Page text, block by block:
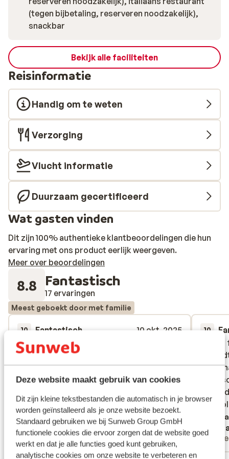
Deze website maakt gebruik van cookies
Dit zijn kleine tekstbestanden die automatisch in je browser
worden geïnstalleerd als je onze website bezoekt.
Standaard gebruiken we bij Sunweb Group GmbH
functionele cookies die ervoor zorgen dat de website goed
werkt en dat je alle functies goed kunt gebruiken,
analytische cookies om onze website te verbeteren en
(tegen bijbetaling, reserveren noodzakelijk),
snackbar
Bekijk alle faciliteiten
Reisinformatie
Handig om te weten
Verzorging
Vlucht informatie
Duurzaam gecertificeerd
Wat gasten vinden
Dit zijn 100% authentieke klantbeoordelingen die hun
ervaring met ons product eerlijk weergeven.
Meer over beoordelingen
8.8 Fantastisch
17 ervaringen
Meest geboekt door met familie
10 Fantastisch
10 okt. 2025
Ville uden tvivl vælge Baia Lara igen
Ville uden tvivl vælge Baia Lara igen
Vertalen naar het Nederlands (BE)
Anoniem
Met familie
10
og
for
i
og
for
i